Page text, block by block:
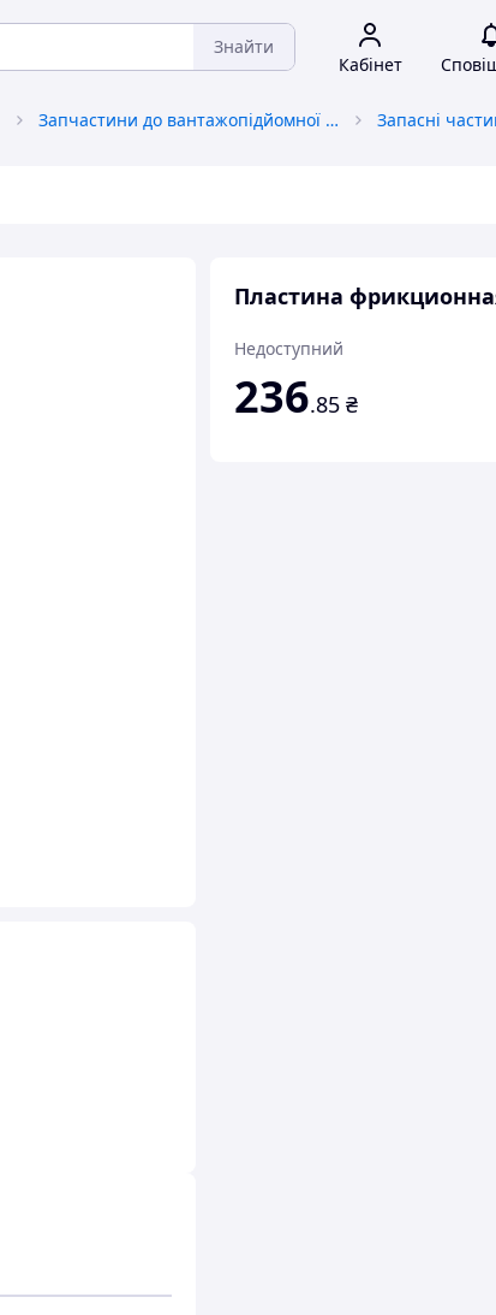
Знайти
Кабінет
Запчастини до вантажопідйомної спецтехніки
Пластина
Недоступний
236.85 ₴